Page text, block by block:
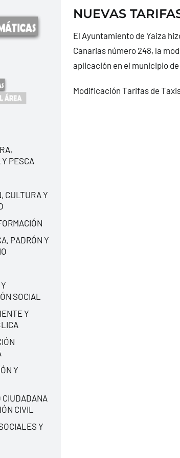
PESCA
CULTURA Y
PADRÓN Y
SOCIAL
Y
Y
CIUDADANA
CIVIL
Y
NUEVAS
El Ayuntamiento de Yaiza
Canarias número 248, la
aplicación en el municipio
Modificación Tarifas de